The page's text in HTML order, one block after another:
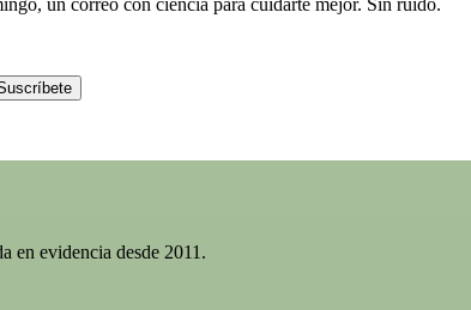
un correo con ciencia para cuidarte mejor. Sin ruido.
en evidencia desde 2011.